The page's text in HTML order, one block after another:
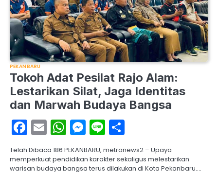
PEKANBARU
Tokoh Adat Pesilat Rajo Alam:
Lestarikan Silat, Jaga Identitas
dan Marwah Budaya Bangsa
Facebook
EmailWhatsApp
Messenger
Line
Telah Dibaca 186 PEKANBARU, metronews2 – Upaya
memperkuat pendidikan karakter sekaligus melestarikan
warisan budaya bangsa terus dilakukan di Kota Pekanbaru.…